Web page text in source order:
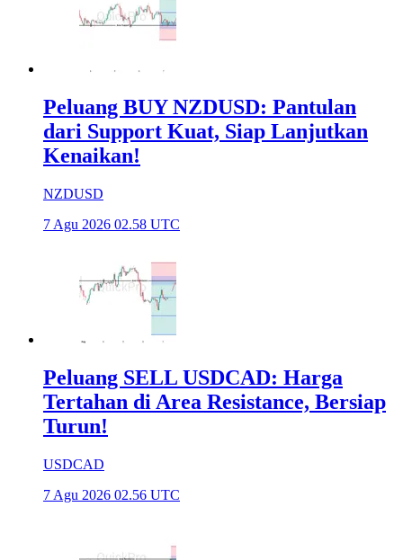
Peluang BUY NZDUSD: Pantulan
dari Support Kuat, Siap Lanjutkan
Kenaikan!
NZDUSD
7 Agu 2026 02.58 UTC
Peluang SELL USDCAD: Harga
Tertahan di Area Resistance, Bersiap
Turun!
USDCAD
7 Agu 2026 02.56 UTC